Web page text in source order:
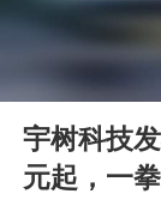
Play
宇树科技
元起，一